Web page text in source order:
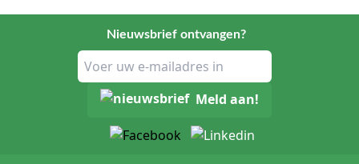
Nieuwsbrief ontvangen?
Meld aan!